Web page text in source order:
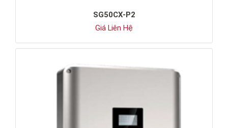
SG50CX-P2
Giá Liên Hệ